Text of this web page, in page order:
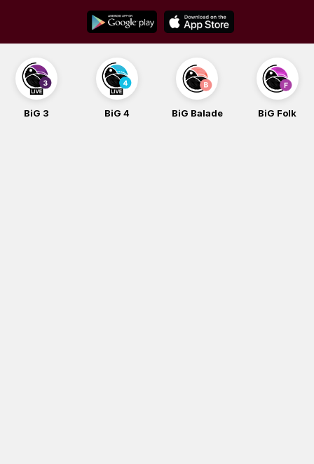
content
BiG 3 BiG 4 BiG Balade BiG Folk